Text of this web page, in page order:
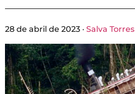
28 de abril de 2023 · Salva Torres